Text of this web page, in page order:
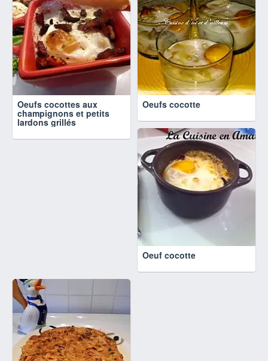
Oeufs cocottes aux
champignons et petits
lardons grillés
Oeufs cocotte
Oeuf cocotte